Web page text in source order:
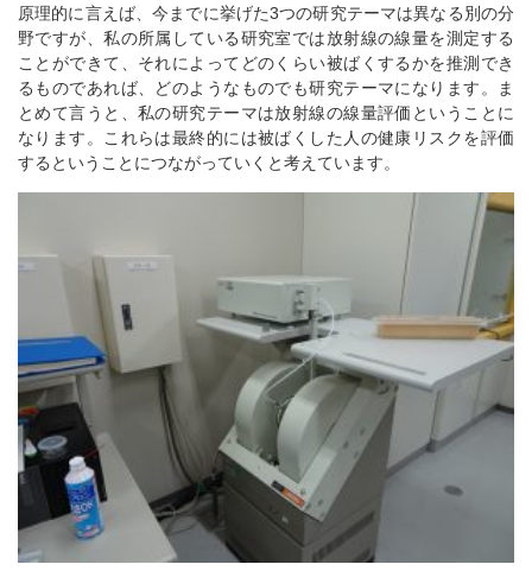
原理的に言えば、今までに挙げた3つの研究テーマは異なる別の分
野ですが、私の所属している研究室では放射線の線量を測定する
ことができて、それによってどのくらい被ばくするかを推測でき
るものであれば、どのようなものでも研究テーマになります。ま
とめて言うと、私の研究テーマは放射線の線量評価ということに
なります。これらは最終的には被ばくした人の健康リスクを評価
するということにつながっていくと考えています。